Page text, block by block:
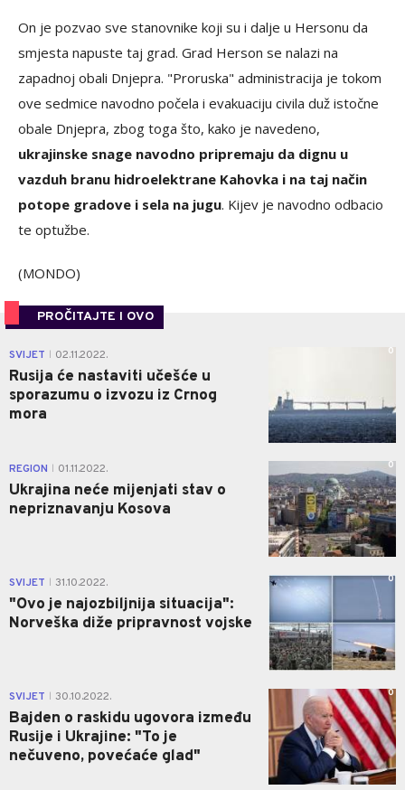
On je pozvao sve stanovnike koji su i dalje u Hersonu da
smjesta napuste taj grad. Grad Herson se nalazi na
zapadnoj obali Dnjepra. "Proruska" administracija je tokom
ove sedmice navodno počela i evakuaciju civila duž istočne
obale Dnjepra, zbog toga što, kako je navedeno,
ukrajinske snage navodno pripremaju da dignu u
vazduh branu hidroelektrane Kahovka i na taj način
potope gradove i sela na jugu. Kijev je navodno odbacio
te optužbe.
(MONDO)
PROČITAJTE I OVO
SVIJET 02.11.2022.
Rusija će nastaviti učešće u
sporazumu o izvozu iz Crnog
mora
0
REGION 01.11.2022.
Ukrajina neće mijenjati stav o
nepriznavanju Kosova
0
SVIJET 31.10.2022.
"Ovo je najozbiljnija situacija":
Norveška diže pripravnost vojske
0
SVIJET 30.10.2022.
Bajden o raskidu ugovora između
Rusije i Ukrajine: "To je
nečuveno, povećaće glad"
0